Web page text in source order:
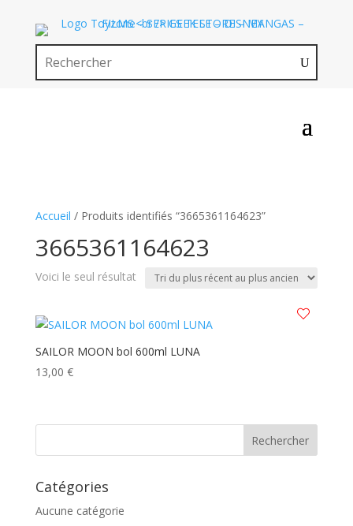
Accueil / Produits identifiés “3665361164623”
3665361164623
Voici le seul résultat
SAILOR MOON bol 600ml LUNA
13,00 €
Catégories
Aucune catégorie